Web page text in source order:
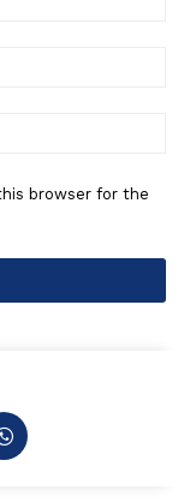
browser for the